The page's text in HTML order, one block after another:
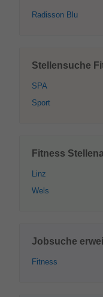
Radisson Blu
Stellensuche
SPA
Sport
Fitness
Linz
Wels
Jobsuche
Fitness